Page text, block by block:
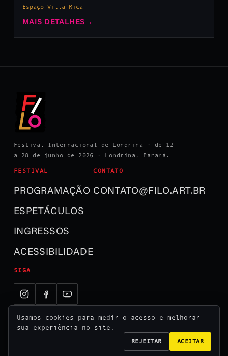
Espaço Villa Rica
MAIS DETALHES →
Festival Internacional de Londrina · de 12
a 28 de junho de 2026 · Londrina, Paraná.
FESTIVAL
PROGRAMAÇÃO
ESPETÁCULOS
INGRESSOS
ACESSIBILIDADE
CONTATO
CONTATO@FILO.ART.BR
SIGA
Usamos cookies para medir o acesso e melhorar
sua experiência no site.
REJEITAR ACEITAR